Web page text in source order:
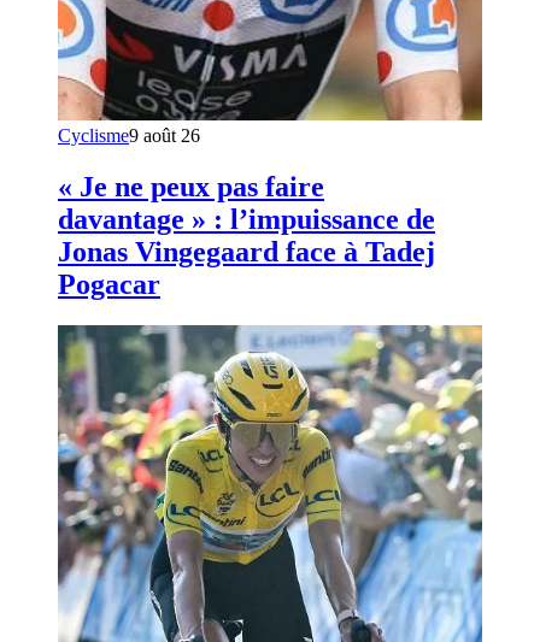
Cyclisme9 août 26
« Je ne peux pas faire
davantage » : l’impuissance de
Jonas Vingegaard face à Tadej
Pogacar